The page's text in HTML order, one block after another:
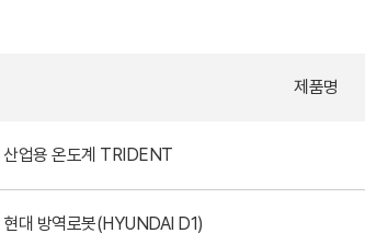
제품명
산업용 온도계 TRIDENT
현대 방역로봇(HYUNDAI D1)